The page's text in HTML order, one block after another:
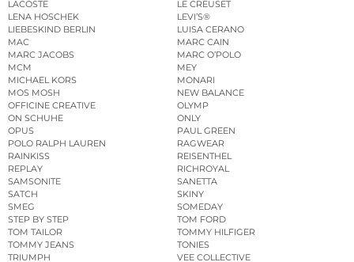
LACOSTE
LE CREUSET
LENA HOSCHEK
LEVI’S®
LIEBESKIND BERLIN
LUISA CERANO
MAC
MARC CAIN
MARC JACOBS
MARC O’POLO
MCM
MEY
MICHAEL KORS
MONARI
MOS MOSH
NEW BALANCE
OFFICINE CREATIVE
OLYMP
ON SCHUHE
ONLY
OPUS
PAUL GREEN
POLO RALPH LAUREN
RAGWEAR
RAINKISS
REISENTHEL
REPLAY
RICHROYAL
SAMSONITE
SANETTA
SATCH
SKINY
SMEG
SOMEDAY
STEP BY STEP
TOM FORD
TOM TAILOR
TOMMY HILFIGER
TOMMY JEANS
TONIES
TRIUMPH
VEE COLLECTIVE